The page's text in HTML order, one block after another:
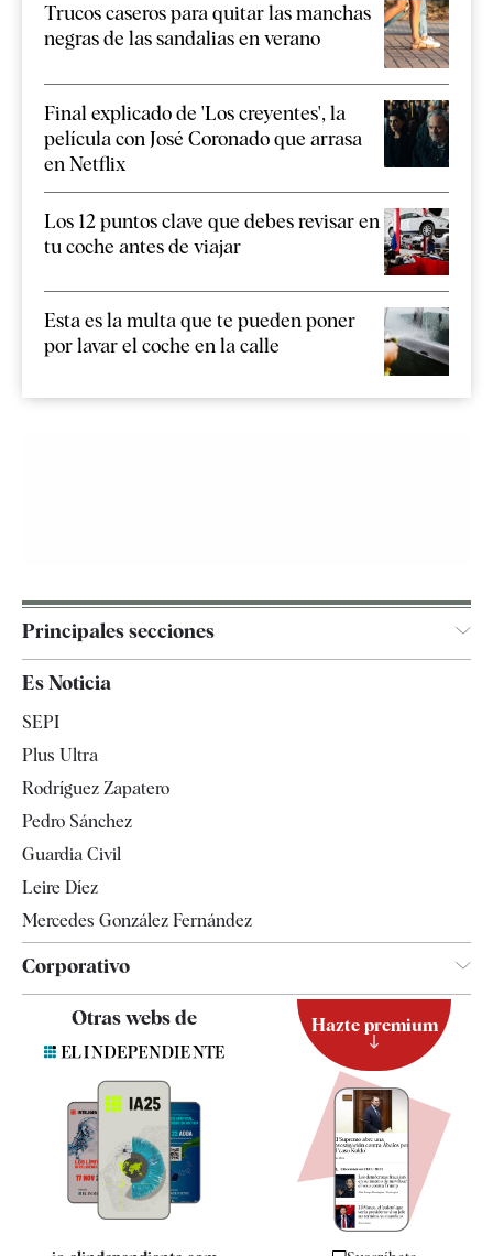
Trucos caseros para quitar las manchas
negras de las sandalias en verano
Final explicado de 'Los creyentes', la
película con José Coronado que arrasa
en Netflix
Los 12 puntos clave que debes revisar en
tu coche antes de viajar
Esta es la multa que te pueden poner
por lavar el coche en la calle
Principales secciones
Televisión
Es Noticia
SEPI
Plus Ultra
Rodríguez Zapatero
Pedro Sánchez
Guardia Civil
Leire Díez
Mercedes González Fernández
Corporativo
Quiénes somos
Especificaciones
Otras webs de Hazte premium